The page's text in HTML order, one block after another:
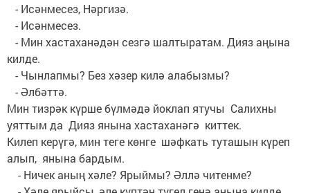
- Исәнмесез, Нәргизә.
- Исәнмесез.
- Мин хастаханәдән сезгә шалтыратам. Дияз аңына
килде.
- Чынлапмы? Без хәзер килә алабызмы?
- Әлбәттә.
Мин тизрәк күрше бүлмәдә йоклап ятучы Салихны
уяттым да Дияз янына хастаханәгә киттек.
Килеп керүгә, мин теге көнге шәфкать туташын күреп
алып, янына бардым.
- Ничек аның хәле? Ярыймы? Әллә читенме?